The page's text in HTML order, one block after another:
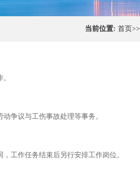
当前位置: 首页>>
争议与工伤事故处理等事务。
工作任务结束后另行安排工作岗位。